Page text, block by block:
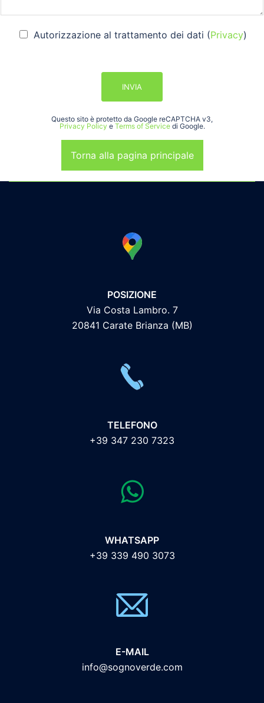
Autorizzazione al trattamento dei dati (Privacy)
INVIA
Questo sito è protetto da Google reCAPTCHA v3,
Privacy Policy e Terms of Servicedi Google.
Torna alla pagina principale
POSIZIONE
Via Costa Lambro. 7
20841 Carate Brianza (MB)
TELEFONO
+39 347 230 7323
WHATSAPP
+39 339 490 3073
E-MAIL
info@sognoverde.com